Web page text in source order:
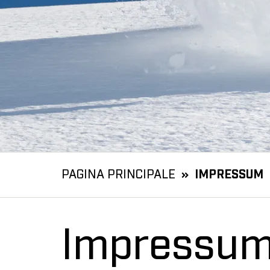
PAGINA PRINCIPALE IMPRESSUM